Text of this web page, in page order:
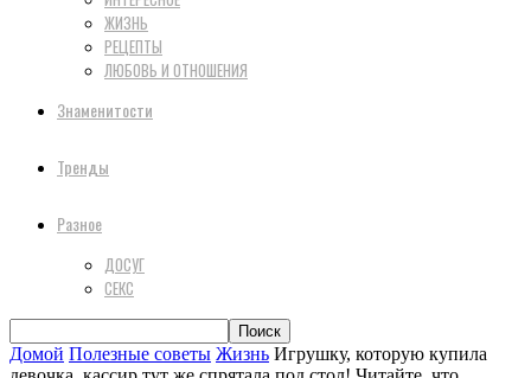
ЖИЗНЬ
РЕЦЕПТЫ
ЛЮБОВЬ И ОТНОШЕНИЯ
Знаменитости
Тренды
Разное
ДОСУГ
СЕКС
Домой Полезные советы Жизнь Игрушку, которую купила